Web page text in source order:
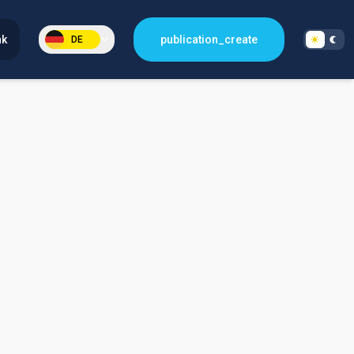
DE publication_create